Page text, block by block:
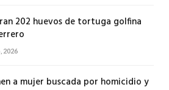
202 huevos de tortuga golfina
2026
a mujer buscada por homicidio y